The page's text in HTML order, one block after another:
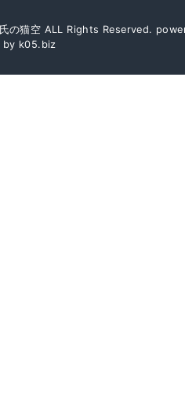
猫空 ALL Rights Reserved.
by k05.biz